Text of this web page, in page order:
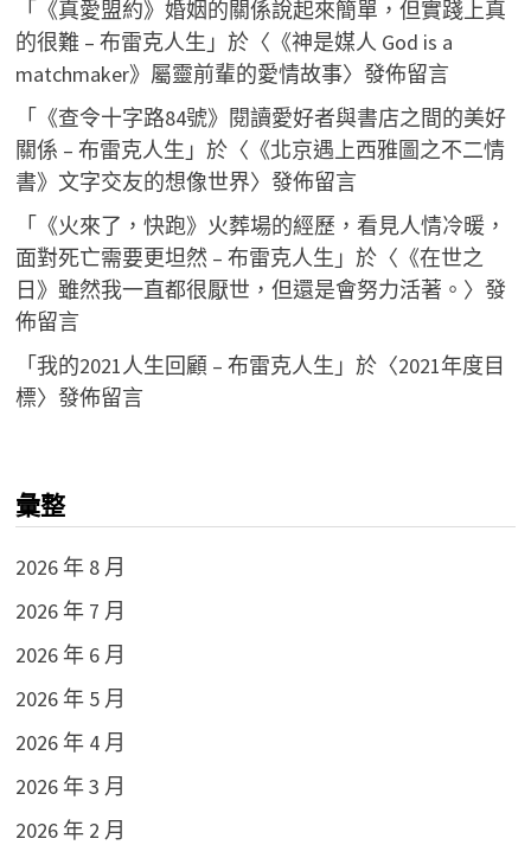
「 《真愛盟約》婚姻的關係說起來簡單，但實踐上真
的很難 – 布雷克人生 」於〈 《神是媒人 God is a
matchmaker》屬靈前輩的愛情故事〉發佈留言
「 《查令十字路84號》閱讀愛好者與書店之間的美好
關係 – 布雷克人生 」於〈 《北京遇上西雅圖之不二情
書》文字交友的想像世界〉發佈留言
「 《火來了，快跑》火葬場的經歷，看見人情冷暖，
面對死亡需要更坦然 – 布雷克人生 」於〈 《在世之
日》雖然我一直都很厭世，但還是會努力活著。 〉發
佈留言
「我的2021人生回顧 – 布雷克人生 」於〈2021年度目
標〉發佈留言
彙整
2026 年 8 月
2026 年 7 月
2026 年 6 月
2026 年 5 月
2026 年 4 月
2026 年 3 月
2026 年 2 月